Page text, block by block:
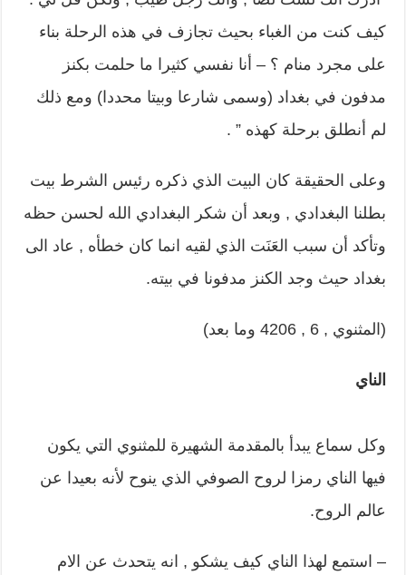
كيف كنت من الغباء بحيث تجازف في هذه الرحلة بناء
على مجرد منام ؟ – أنا نفسي كثيرا ما حلمت بكنز
مدفون في بغداد (وسمى شارعا وبيتا محددا) ومع ذلك
لم أنطلق برحلة كهذه ” .
وعلى الحقيقة كان البيت الذي ذكره رئيس الشرط بيت
بطلنا البغدادي , وبعد أن شكر البغدادي الله لحسن حظه
وتأكد أن سبب العَنَت الذي لقيه انما كان خطأه , عاد الى
بغداد حيث وجد الكنز مدفونا في بيته.
(المثنوي , 6 , 4206 وما بعد)
الناي
وكل سماع يبدأ بالمقدمة الشهيرة للمثنوي التي يكون
فيها الناي رمزا لروح الصوفي الذي ينوح لأنه بعيدا عن
عالم الروح.
– استمع لهذا الناي كيف يشكو , انه يتحدث عن الام